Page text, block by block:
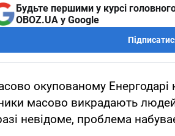
Будьте першими у курсі
OBOZ.UA у Google
окупованому Енергодарі
масово викрадають
невідоме, проблема